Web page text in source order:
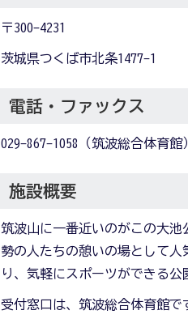
〒300-4231
茨城県つくば市北条1477-1
電話・ファックス
029-867-1058（筑波総合体育館）
施設概要
筑波山に一番近いのがこの大
勢の人たちの憩いの場として
り、気軽にスポーツができる公
受付窓口は、筑波総合体育館で